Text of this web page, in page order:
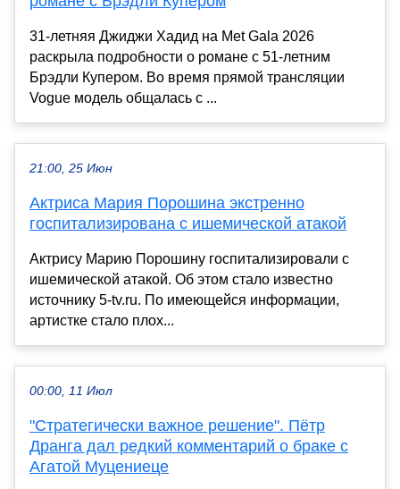
31-летняя Джиджи Хадид на Met Gala 2026
раскрыла подробности о романе с 51-летним
Брэдли Купером. Во время прямой трансляции
Vogue модель общалась с ...
21:00, 25 Июн
Актриса Мария Порошина экстренно
госпитализирована с ишемической атакой
Актрису Марию Порошину госпитализировали с
ишемической атакой. Об этом стало известно
источнику 5-tv.ru. По имеющейся информации,
артистке стало плох...
00:00, 11 Июл
"Стратегически важное решение". Пётр
Дранга дал редкий комментарий о браке с
Агатой Муцениеце